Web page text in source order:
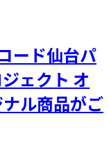
ード仙台パ
ェクト オ
ル商品がご